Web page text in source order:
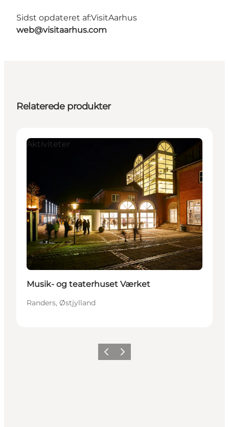
Sidst opdateret af:VisitAarhus
web@visitaarhus.com
Relaterede produkter
Aktiviteter
Musik- og teaterhuset Værket
Randers, Østjylland
ForrigeNæste